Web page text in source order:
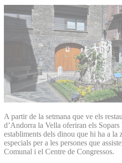
A partir de la setmana que ve els
d’Andorra la Vella oferiran els
establiments dels dinou que hi ha a la
especials per a les persones que
Comunal i el Centre de Congressos.